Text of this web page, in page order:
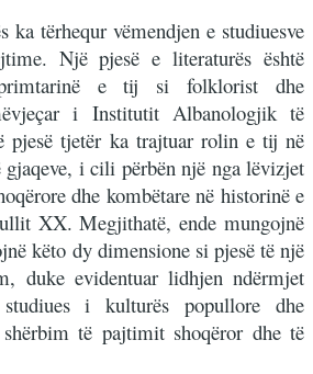
ka tërhequr vëmendjen e studiuesve
Një pjesë e literaturës është
e tij si folklorist dhe
i Institutit Albanologjik të
pjesë tjetër ka trajtuar rolin e tij në
i cili përbën një nga lëvizjet
dhe kombëtare në historinë e
XX. Megjithatë, ende mungojnë
këto dy dimensione si pjesë të një
duke evidentuar lidhjen ndërmjet
i kulturës popullore dhe
të pajtimit shoqëror dhe të